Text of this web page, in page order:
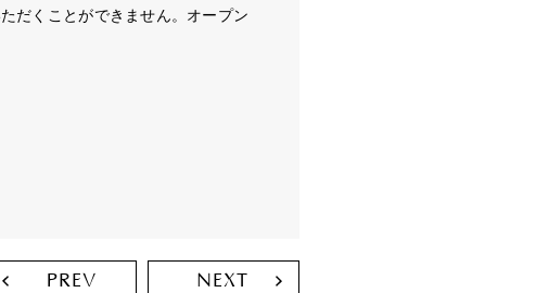
だくことができません。オープン
PREV NEXT